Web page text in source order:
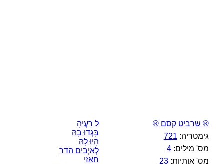
® שרביט קסם ®
גימטריה: 721
מס' מילים:4
מס' אותיות:23
ּל רֵעֶיהָ
בָּגְדוּ בָהּ
הָיוּ לָהּ
לְאֹיְבִים הדר
חאזי